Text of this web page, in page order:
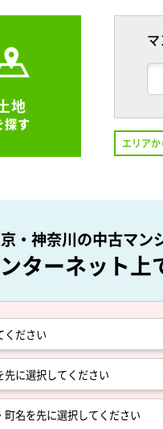
地
探す
エリア
・神奈川の中古マン
ターネット上